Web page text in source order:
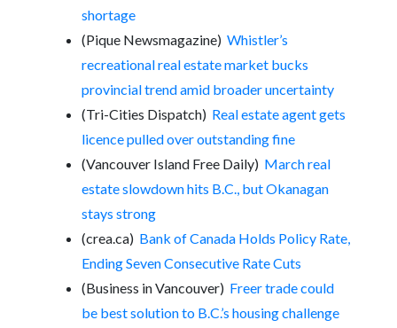
shortage
(Pique Newsmagazine)Whistler’s
recreational real estate market bucks
provincial trend amid broader uncertainty
(Tri-Cities Dispatch) Real estate agent gets
licence pulled over outstanding fine
(Vancouver Island Free Daily) March real
estate slowdown hits B.C., but Okanagan
stays strong
(crea.ca) Bank of Canada Holds Policy Rate,
Ending Seven Consecutive Rate Cuts
(Business in Vancouver) Freer trade could
be best solution to B.C.’s housing challenge